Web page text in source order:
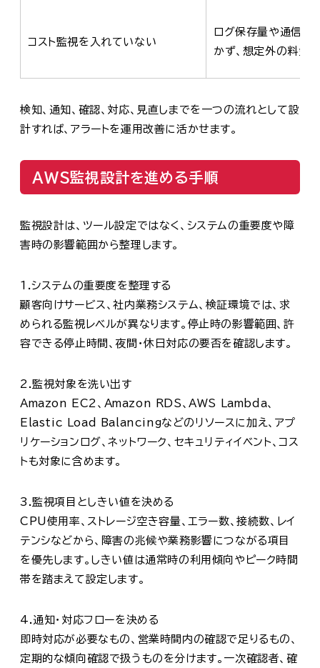
コスト監視を入れていない
ログ保存量や通信量
かず、想定外の料金
検知、通知、確認、対応、見直しまでを一つの流れとして設
計すれば、アラートを運用改善に活かせます。
AWS監視設計を進める手順
監視設計は、ツール設定ではなく、システムの重要度や障
害時の影響範囲から整理します。
1.システムの重要度を整理する
顧客向けサービス、社内業務システム、検証環境では、求
められる監視レベルが異なります。停止時の影響範囲、許
容できる停止時間、夜間・休日対応の要否を確認します。
2.監視対象を洗い出す
Amazon EC2、Amazon RDS、AWS Lambda、
Elastic Load Balancingなどのリソースに加え、アプ
リケーションログ、ネットワーク、セキュリティイベント、コス
トも対象に含めます。
3.監視項目としきい値を決める
CPU使用率、ストレージ空き容量、エラー数、接続数、レイ
テンシなどから、障害の兆候や業務影響につながる項目
を優先します。しきい値は通常時の利用傾向やピーク時間
帯を踏まえて設定します。
4.通知・対応フローを決める
即時対応が必要なもの、営業時間内の確認で足りるもの、
定期的な傾向確認で扱うものを分けます。一次確認者、確